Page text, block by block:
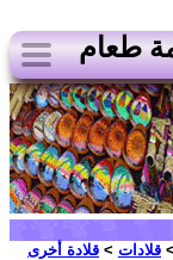
طعام
قلادات > قلادة أخرى